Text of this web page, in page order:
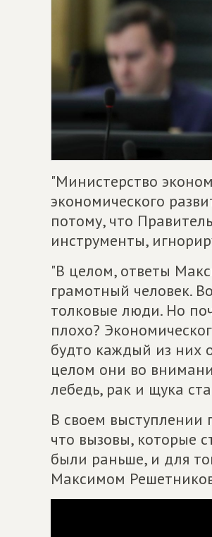
"Министерство
экономического
потому, что
инструменты,
"В целом, ответы
грамотный человек.
толковые люди. Но
плохо?
будто каждый из них
целом они во
лебедь, рак и щука
В своем выступлении
что вызовы, которые
были раньше, и для
Максимом